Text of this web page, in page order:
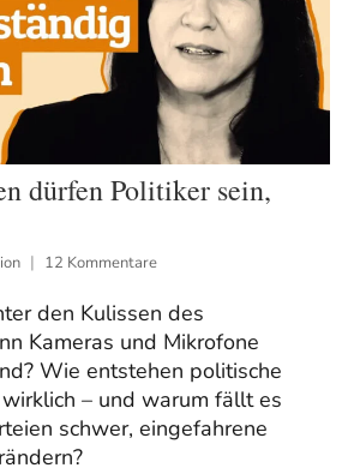
dürfen Politiker sein,
12 Kommentare
den Kulissen des
Kameras und Mikrofone
Wie entstehen politische
– und warum fällt es
schwer, eingefahrene